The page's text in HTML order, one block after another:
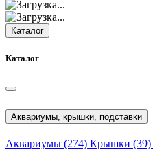
Каталог
Каталог
Аквариумы, крышки, подставки
Аквариумы (274) Крышки (39)